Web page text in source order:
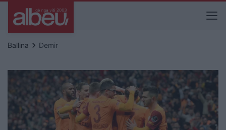
Ballina keyboard_arrow_right Demir